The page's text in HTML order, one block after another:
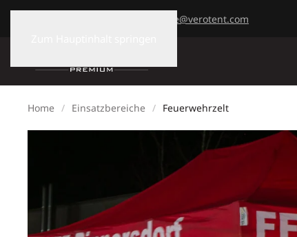
office@verotent.com
Home Einsatzbereiche Feuerwehrzelt